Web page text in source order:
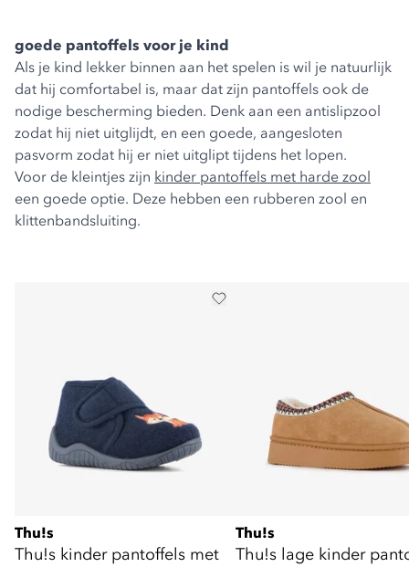
goede pantoffels voor je kind
Als je kind lekker binnen aan het spelen is wil je natuurlijk
dat hij comfortabel is, maar dat zijn pantoffels ook de
nodige bescherming bieden. Denk aan een antislipzool
zodat hij niet uitglijdt, en een goede, aangesloten
pasvorm zodat hij er niet uitglipt tijdens het lopen.
Voor de kleintjes zijn kinder pantoffels met harde zool
een goede optie. Deze hebben een rubberen zool en
klittenbandsluiting.
Thu!s
Thu!s kinder pantoffels met
Thu!s
Thu!s lage kinder